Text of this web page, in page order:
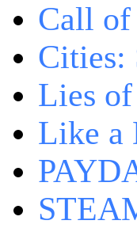
Call
Cities:
Lies of
Like a